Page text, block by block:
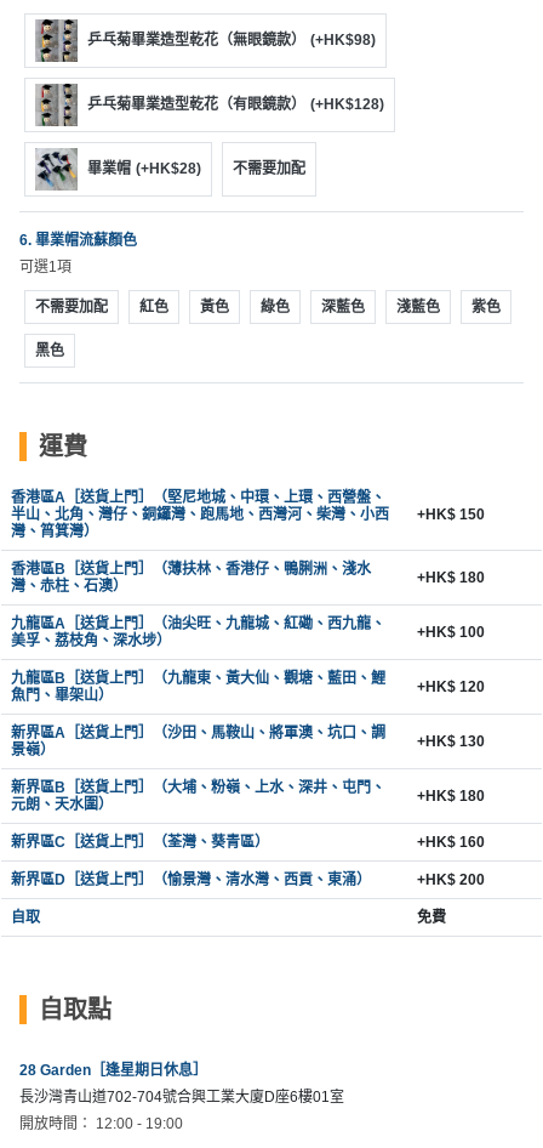
手
作
工
作
坊
戶
玩
遊
艇
乒乓菊畢業造型乾花（無眼鏡款） (+HK$98)
乒乓菊畢業造型乾花（有眼鏡款） (+HK$128)
畢業帽 (+HK$28) 不需要加配
6. 畢業帽流蘇顏色
可選1項
不需要加配 紅色 黃色 綠色 深藍色 淺藍色 紫色
黑色
運費
香港區A［送貨上門］（堅尼地城、中環、上環、西營盤、
半山、北角、灣仔、銅鑼灣、跑馬地、西灣河、柴灣、小西
灣、筲箕灣）
+HK$ 150
香港區B［送貨上門］（薄扶林、香港仔、鴨脷洲、淺水
灣、赤柱、石澳）
+HK$ 180
九龍區A［送貨上門］（油尖旺、九龍城、紅磡、西九龍、
美孚、荔枝角、深水埗）
+HK$ 100
九龍區B［送貨上門］（九龍東、黃大仙、觀塘、藍田、鯉
魚門、畢架山）
+HK$ 120
新界區A［送貨上門］（沙田、馬鞍山、將軍澳、坑口、調
景嶺）
+HK$ 130
新界區B［送貨上門］（大埔、粉嶺、上水、深井、屯門、
元朗、天水圍）
+HK$ 180
新界區C［送貨上門］（荃灣、葵青區） +HK$ 160
新界區D［送貨上門］（愉景灣、清水灣、西貢、東涌） +HK$ 200
自取 免費
自取點
28 Garden［逢星期日休息］
長沙灣青山道702-704號合興工業大廈D座6樓01室
開放時間： 12:00 - 19:00